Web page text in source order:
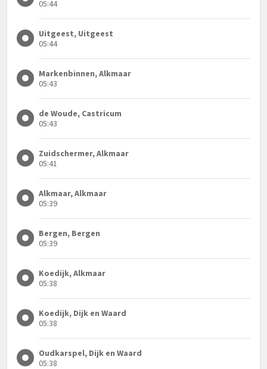
05:44
Uitgeest, Uitgeest
05:44
Markenbinnen, Alkmaar
05:43
de Woude, Castricum
05:43
Zuidschermer, Alkmaar
05:41
Alkmaar, Alkmaar
05:39
Bergen, Bergen
05:39
Koedijk, Alkmaar
05:38
Koedijk, Dijk en Waard
05:38
Oudkarspel, Dijk en Waard
05:38